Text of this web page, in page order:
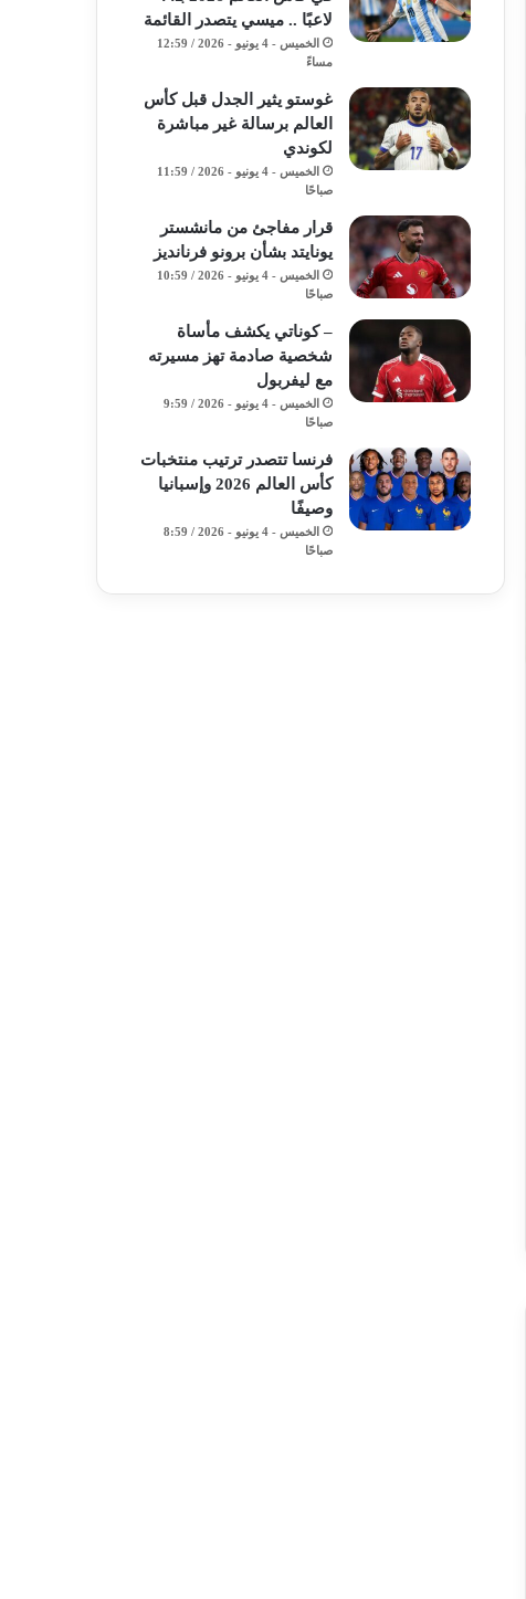
لاعبًا .. ميسي يتصدر القائمة
الخميس - 4 يونيو - 2026 / 12:59
مساءً
غوستو يثير الجدل قبل كأس
العالم برسالة غير مباشرة
لكوندي
الخميس - 4 يونيو - 2026 / 11:59
صباحًا
قرار مفاجئ من مانشستر
يونايتد بشأن برونو فرنانديز
الخميس - 4 يونيو - 2026 / 10:59
صباحًا
– كوناتي يكشف مأساة
شخصية صادمة تهز مسيرته
مع ليفربول
الخميس - 4 يونيو - 2026 / 9:59
صباحًا
فرنسا تتصدر ترتيب منتخبات
كأس العالم 2026 وإسبانيا
وصيفًا
الخميس - 4 يونيو - 2026 / 8:59
صباحًا